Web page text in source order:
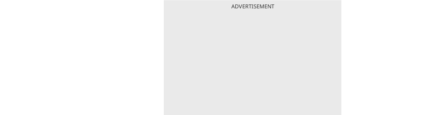
ADVERTISEMENT